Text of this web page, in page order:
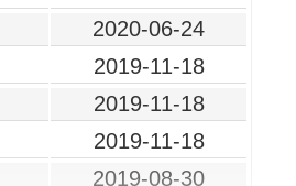
2020-06-24
2019-11-18
2019-11-18
2019-11-18
2019-08-30